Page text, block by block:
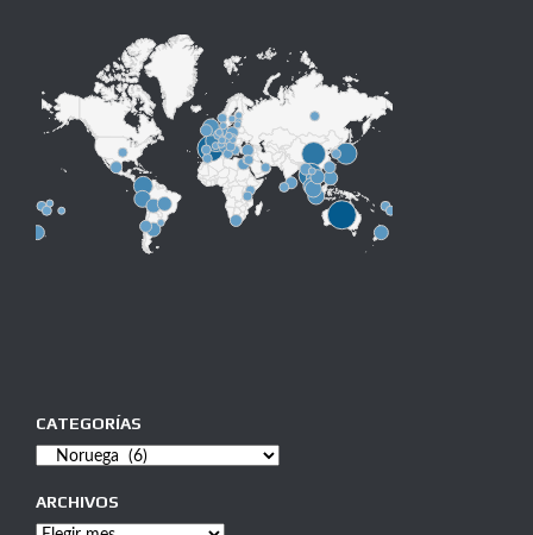
CATEGORÍAS
Categorías
ARCHIVOS